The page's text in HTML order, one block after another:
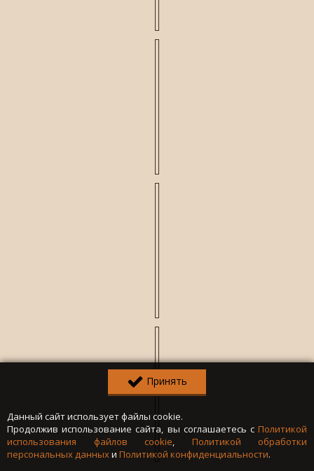
Принять
Данный сайт использует файлы cookie.
Продолжив использование сайта, вы соглашаетесь с Политикой
использования файлов cookie, Политикой обработки
персональных данныхи Политикой конфиденциальности.